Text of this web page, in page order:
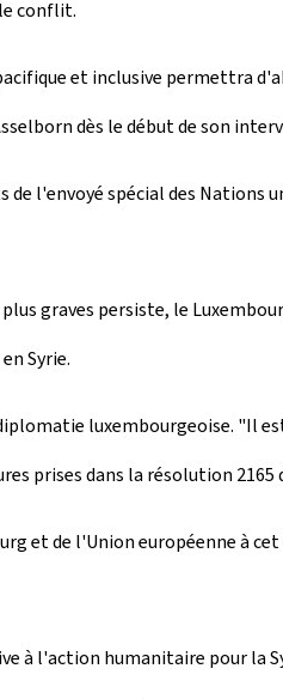
conflit.
et inclusive permettra
dès le début de son
l'envoyé spécial des Nations
graves persiste, le
Syrie.
luxembourgeoise. "Il
prises dans la résolution
et de l'Union européenne à
à l'action humanitaire pour la